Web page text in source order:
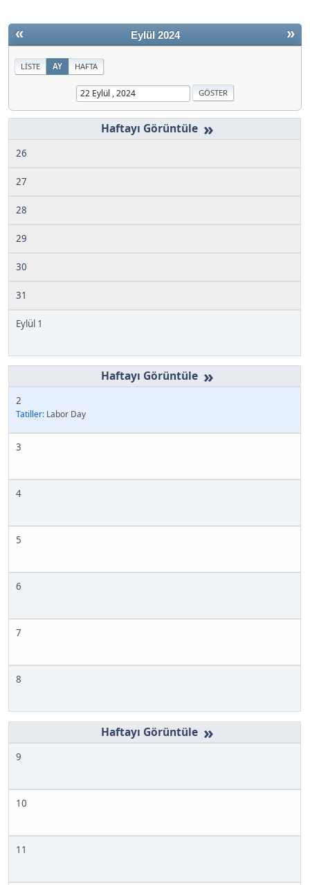
« »
Eylül 2024
LISTE AY HAFTA
»
26
27
28
29
30
31
Eylül 1
»
2
Tatiller: Labor Day
3
4
5
6
7
8
»
9
10
11